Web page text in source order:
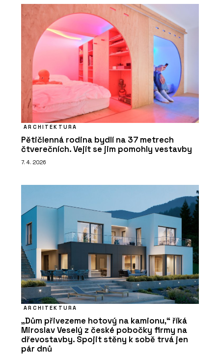
ARCHITEKTURA
Pětičlenná rodina bydlí na 37 metrech
čtverečních. Vejít se jim pomohly vestavby
7. 4. 2026
ARCHITEKTURA
„Dům přivezeme hotový na kamionu,“ říká
Miroslav Veselý z české pobočky firmy na
dřevostavby. Spojit stěny k sobě trvá jen
pár dnů